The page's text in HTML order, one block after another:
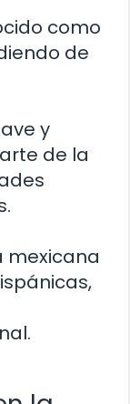
como
de
y
de la
mexicana